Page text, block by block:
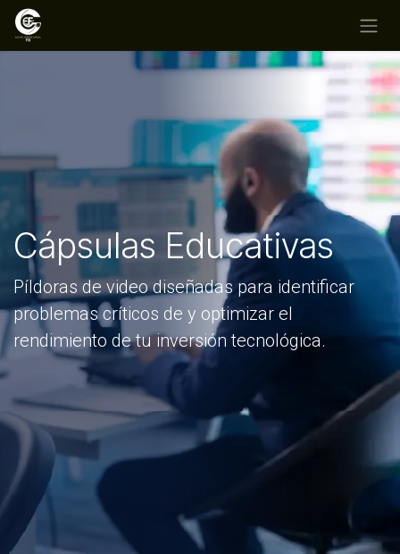
Ir al contenido
Cápsulas Educativas
Píldoras de video diseñadas para identificar
problemas críticos de y optimizar el
rendimiento de tu inversión tecnológica.